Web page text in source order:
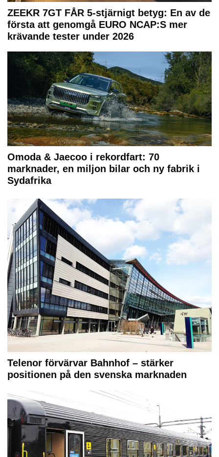
ZEEKR 7GT FÅR 5-stjärnigt betyg: En av de
första att genomgå EURO NCAP:S mer
krävande tester under 2026
Omoda & Jaecoo i rekordfart: 70
marknader, en miljon bilar och ny fabrik i
Sydafrika
Telenor förvärvar Bahnhof – stärker
positionen på den svenska marknaden